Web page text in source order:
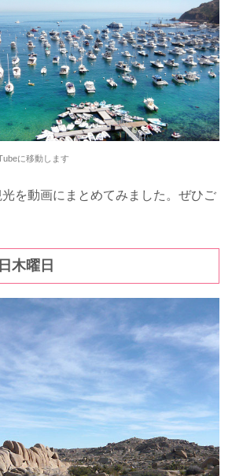
に移動します
を動画にまとめてみました。ぜひご
木曜日